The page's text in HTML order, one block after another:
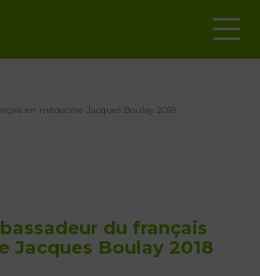
en médecine Jacques Boulay 2018
du français
Jacques Boulay 2018